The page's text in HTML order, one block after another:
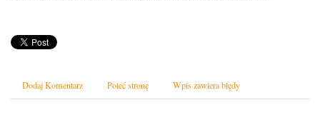
Dodaj Komentarz Poleć stronę Wpis zawiera błędy